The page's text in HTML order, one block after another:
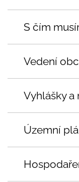
S čím
Vedení
Vyhlášky a
Územní